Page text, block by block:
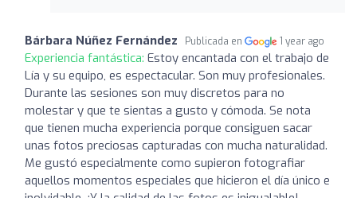
Bárbara Núñez Fernández Publicada en 1 year ago
Experiencia fantástica: Estoy encantada con el trabajo de
Lía y su equipo, es espectacular. Son muy profesionales.
Durante las sesiones son muy discretos para no
molestar y que te sientas a gusto y cómoda. Se nota
que tienen mucha experiencia porque consiguen sacar
unas fotos preciosas capturadas con mucha naturalidad.
Me gustó especialmente como supieron fotografiar
aquellos momentos especiales que hicieron el día único e